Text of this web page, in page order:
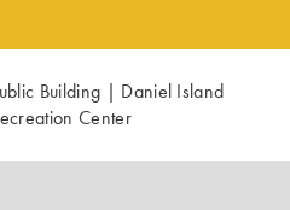
Building | Daniel Island
Center